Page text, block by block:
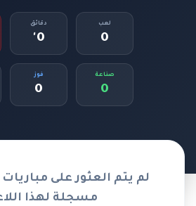
لعب
0
دقائق
0'
صناعة
0
فوز
0
لم يتم العثور على
مسجلة لهذا